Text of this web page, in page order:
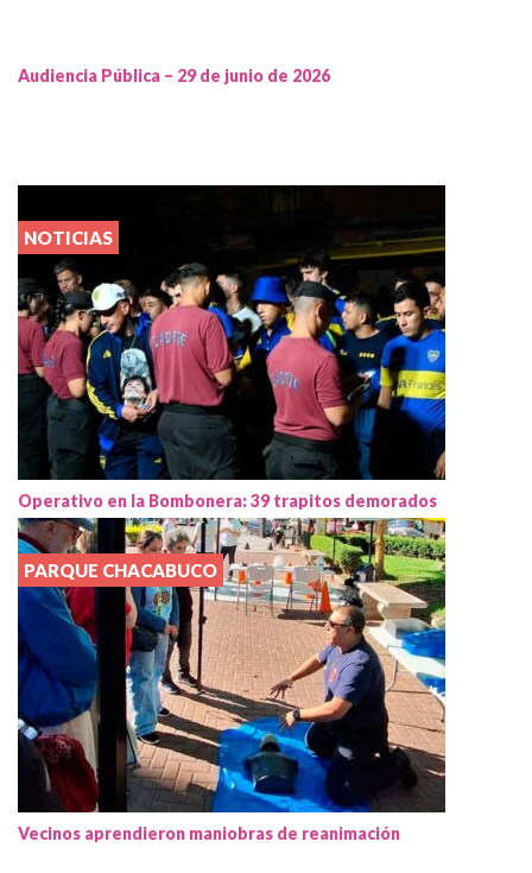
Audiencia Pública – 29 de junio de 2026
NOTICIAS
Operativo en la Bombonera: 39 trapitos demorados
PARQUE CHACABUCO
Vecinos aprendieron maniobras de reanimación